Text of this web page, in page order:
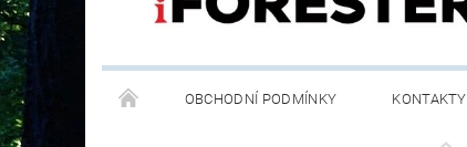
OBCHODNÍ PODMÍNKY KONTAKTY